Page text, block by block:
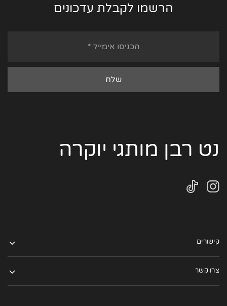
הרשמו לקבלת עדכונים
נט רבן מותגי יוקרה
קישורים
צרו קשר